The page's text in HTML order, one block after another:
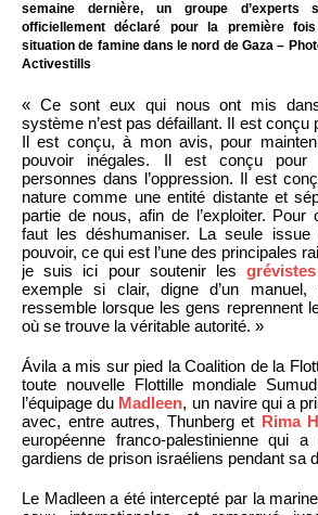
semaine dernière, un groupe d’experts
officiellement déclaré pour la première
situation de famine dans le nord de Gaza –
Activestills
« Ce sont eux qui nous ont mis
système n’est pas défaillant. Il est conçu
Il est conçu, à mon avis, pour
pouvoir inégales. Il est conçu pour
personnes dans l’oppression. Il est
nature comme une entité distante et
partie de nous, afin de l’exploiter. Pour
faut les déshumaniser. La seule
pouvoir, ce qui est l’une des principales
je suis ici pour soutenir lesgrévistes
exemple si clair, digne d’un
ressemble lorsque les gens reprennent
où se trouve la véritable autorité. »
Ávila a mis sur pied la Coalition de la
toute nouvelle Flottille mondiale
l’équipage du Madleen, un navire qui a
avec, entre autres, Thunberg et Rima
européenne franco-palestinienne qui
gardiens de prison israéliens pendant sa
Le Madleen a été intercepté par la